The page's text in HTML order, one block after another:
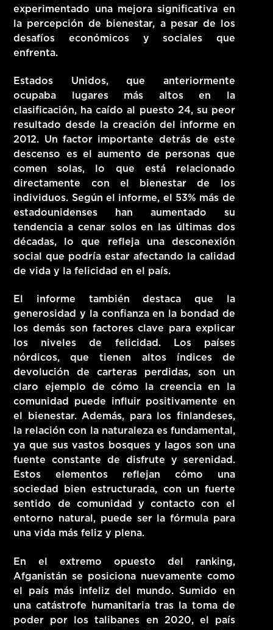
experimentado una mejora significativa en
la percepción de bienestar, a pesar de los
desafíos económicos y sociales que
enfrenta.
Estados Unidos, que anteriormente
ocupaba lugares más altos en la
clasificación, ha caído al puesto 24, su peor
resultado desde la creación del informe en
2012. Un factor importante detrás de este
descenso es el aumento de personas que
comen solas, lo que está relacionado
directamente con el bienestar de los
individuos. Según el informe, el 53% más de
estadounidenses han aumentado su
tendencia a cenar solos en las últimas dos
décadas, lo que refleja una desconexión
social que podría estar afectando la calidad
de vida y la felicidad en el país.
El informe también destaca que la
generosidad y la confianza en la bondad de
los demás son factores clave para explicar
los niveles de felicidad. Los países
nórdicos, que tienen altos índices de
devolución de carteras perdidas, son un
claro ejemplo de cómo la creencia en la
comunidad puede influir positivamente en
el bienestar. Además, para los finlandeses,
la relación con la naturaleza es fundamental,
ya que sus vastos bosques y lagos son una
fuente constante de disfrute y serenidad.
Estos elementos reflejan cómo una
sociedad bien estructurada, con un fuerte
sentido de comunidad y contacto con el
entorno natural, puede ser la fórmula para
una vida más feliz y plena.
En el extremo opuesto del ranking,
Afganistán se posiciona nuevamente como
el país más infeliz del mundo. Sumido en
una catástrofe humanitaria tras la toma de
poder por los talibanes en 2020, el país